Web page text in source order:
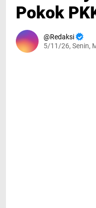
Pokok
Redaksi
5/11/26, Senin,